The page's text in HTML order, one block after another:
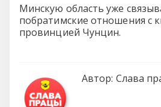
Минскую область уже
побратимские отношения с
провинцией Чунцин.
Автор: Слава